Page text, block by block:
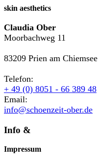
skin aesthetics
Claudia Ober
Moorbachweg 11
83209 Prien am Chiemsee
Telefon:
+ 49 (0) 8051 - 66 389 48
Email:
info@schoenzeit-ober.de
Info &
Impressum